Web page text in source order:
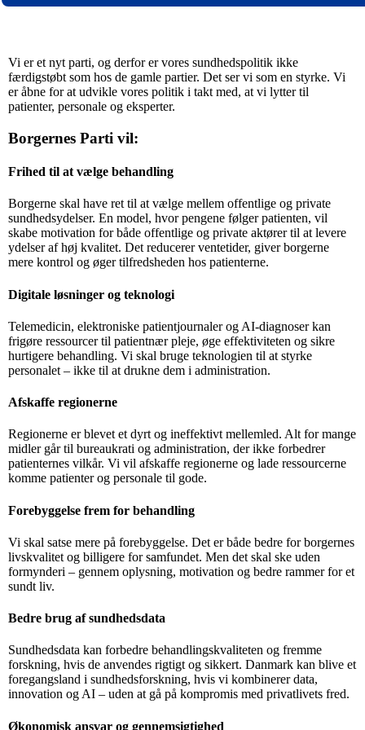
Vi er et nyt parti, og derfor er vores sundhedspolitik ikke
færdigstøbt som hos de gamle partier. Det ser vi som en styrke. Vi
er åbne for at udvikle vores politik i takt med, at vi lytter til
patienter, personale og eksperter.
Borgernes Parti vil:
Frihed til at vælge behandling
Borgerne skal have ret til at vælge mellem offentlige og private
sundhedsydelser. En model, hvor pengene følger patienten, vil
skabe motivation for både offentlige og private aktører til at levere
ydelser af høj kvalitet. Det reducerer ventetider, giver borgerne
mere kontrol og øger tilfredsheden hos patienterne.
Digitale løsninger og teknologi
Telemedicin, elektroniske patientjournaler og AI-diagnoser kan
frigøre ressourcer til patientnær pleje, øge effektiviteten og sikre
hurtigere behandling. Vi skal bruge teknologien til at styrke
personalet – ikke til at drukne dem i administration.
Afskaffe regionerne
Regionerne er blevet et dyrt og ineffektivt mellemled. Alt for mange
midler går til bureaukrati og administration, der ikke forbedrer
patienternes vilkår. Vi vil afskaffe regionerne og lade ressourcerne
komme patienter og personale til gode.
Forebyggelse frem for behandling
Vi skal satse mere på forebyggelse. Det er både bedre for borgernes
livskvalitet og billigere for samfundet. Men det skal ske uden
formynderi – gennem oplysning, motivation og bedre rammer for et
sundt liv.
Bedre brug af sundhedsdata
Sundhedsdata kan forbedre behandlingskvaliteten og fremme
forskning, hvis de anvendes rigtigt og sikkert. Danmark kan blive et
foregangsland i sundhedsforskning, hvis vi kombinerer data,
innovation og AI – uden at gå på kompromis med privatlivets fred.
Økonomisk ansvar og gennemsigtighed